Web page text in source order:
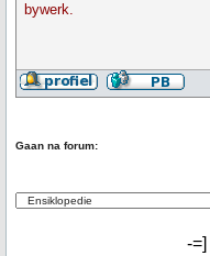
bywerk.
Gaan na forum:
-=]